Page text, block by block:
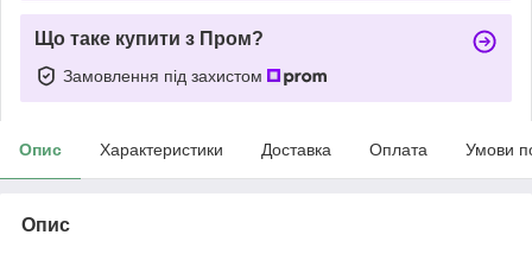
Що таке купити з Пром?
Замовлення під захистом
Опис Характеристики Доставка Оплата Умови
Опис